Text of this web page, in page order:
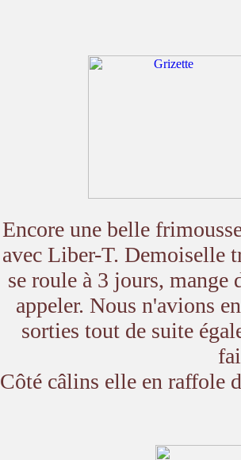
Encore une belle
avec Liber-T. Demoiselle
se roule à 3 jours, mange
appeler. Nous n'avions
sorties tout de suite
Côté câlins elle en raffole